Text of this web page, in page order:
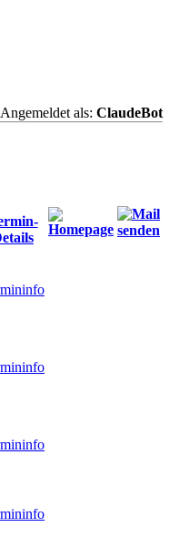
Angemeldet als: ClaudeBot